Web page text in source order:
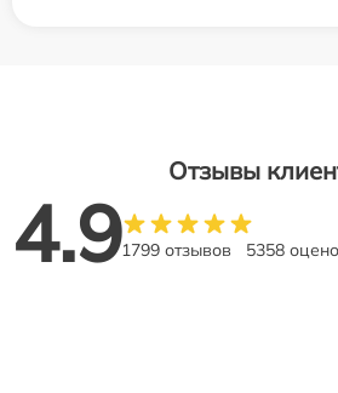
Отзывы
4.91799 отзывов 5358